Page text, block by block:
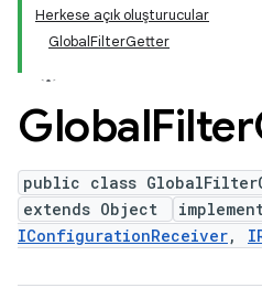
Herkese açık oluşturucular
GlobalFilterGetter
GlobalFilter
public class
extends Object
IConfigurationReceiver,